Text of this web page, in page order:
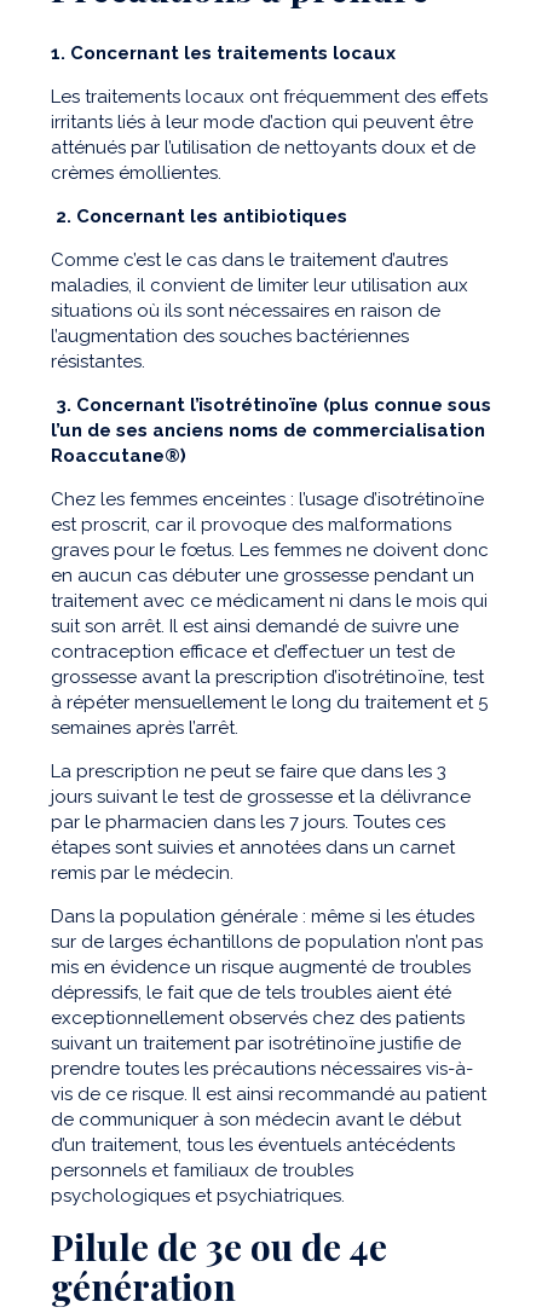
1. Concernant les traitements locaux
Les traitements locaux ont fréquemment des effets
irritants liés à leur mode d’action qui peuvent être
atténués par l’utilisation de nettoyants doux et de
crèmes émollientes.
2. Concernant les antibiotiques
Comme c’est le cas dans le traitement d’autres
maladies, il convient de limiter leur utilisation aux
situations où ils sont nécessaires en raison de
l’augmentation des souches bactériennes
résistantes.
3. Concernant l’isotrétinoïne (plus connue sous
l’un de ses anciens noms de commercialisation
Roaccutane®)
Chez les femmes enceintes : l’usage d’isotrétinoïne
est proscrit, car il provoque des malformations
graves pour le fœtus. Les femmes ne doivent donc
en aucun cas débuter une grossesse pendant un
traitement avec ce médicament ni dans le mois qui
suit son arrêt. Il est ainsi demandé de suivre une
contraception efficace et d’effectuer un test de
grossesse avant la prescription d’isotrétinoïne, test
à répéter mensuellement le long du traitement et 5
semaines après l’arrêt.
La prescription ne peut se faire que dans les 3
jours suivant le test de grossesse et la délivrance
par le pharmacien dans les 7 jours. Toutes ces
étapes sont suivies et annotées dans un carnet
remis par le médecin.
Dans la population générale : même si les études
sur de larges échantillons de population n’ont pas
mis en évidence un risque augmenté de troubles
dépressifs, le fait que de tels troubles aient été
exceptionnellement observés chez des patients
suivant un traitement par isotrétinoïne justifie de
prendre toutes les précautions nécessaires vis-à-
vis de ce risque. Il est ainsi recommandé au patient
de communiquer à son médecin avant le début
d’un traitement, tous les éventuels antécédents
personnels et familiaux de troubles
psychologiques et psychiatriques.
Pilule de 3e ou de 4e
génération